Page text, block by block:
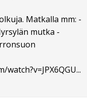
Matkalla mm: -
mutka -